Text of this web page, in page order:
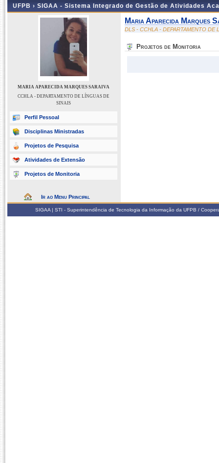
UFPB › SIGAA - Sistema Integrado de Gestão de Atividades
MARIA APARECIDA MARQUES SARAIVA
CCHLA - DEPARTAMENTO DE LÍNGUAS DE
SINAIS
Perfil Pessoal
Disciplinas Ministradas
Projetos de Pesquisa
Atividades de Extensão
Projetos de Monitoria
Ir ao Menu Principal
Maria Aparecida Marques
DLS - CCHLA - DEPARTAMENTO DE
Projetos de Monitoria
SIGAA | STI - Superintendência de Tecnologia da Informação da UFPB /